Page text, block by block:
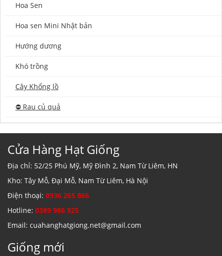
Hoa Sen
Hoa sen Mini Nhật bản
Hướng dương
Khó trồng
Cây Khổng lồ
⛔️ Rau củ quả
Cửa Hàng Hạt Giống
Địa chỉ: 52/25 Phú Mỹ, Mỹ Đình 2, Nam Từ Liêm, HN
Kho: Tây Mỗ, Đại Mỗ, Nam Từ Liêm, Hà Nội
Điện thoại: 0936 265 866
Hotline: 0389 986 925
Email: cuahanghatgiong.net@gmail.com
Giống mới